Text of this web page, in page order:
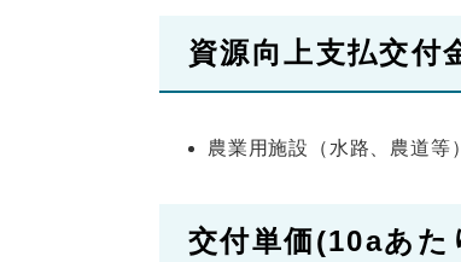
資源向上支払交付
農業用施設（水路、農道等
交付単価(10aあた